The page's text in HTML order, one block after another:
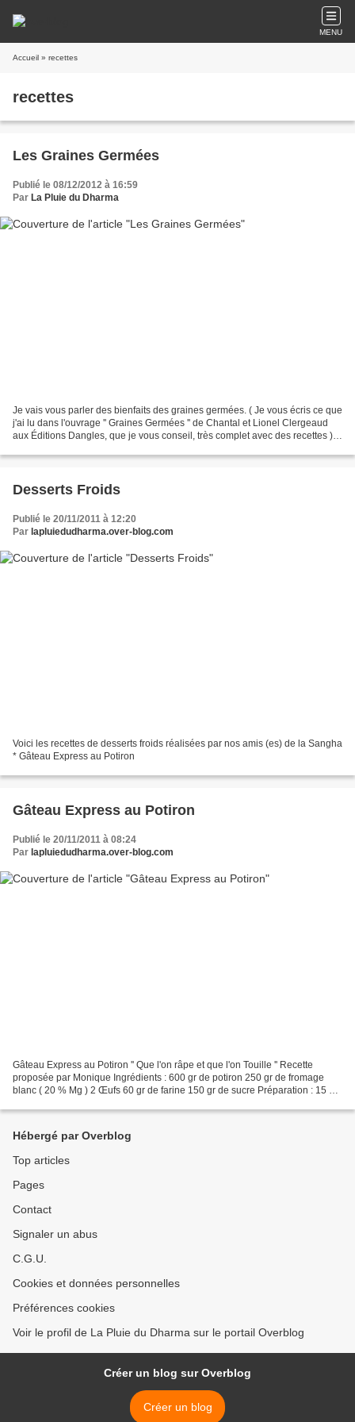
MENU
Accueil » recettes
recettes
Les Graines Germées
Publié le 08/12/2012 à 16:59
Par La Pluie du Dharma
Je vais vous parler des bienfaits des graines germées. ( Je vous écris ce que
j'ai lu dans l'ouvrage '' Graines Germées '' de Chantal et Lionel Clergeaud
aux Éditions Dangles, que je vous conseil, très complet avec des recettes ).
Desserts Froids
Publié le 20/11/2011 à 12:20
Par lapluiedudharma.over-blog.com
Voici les recettes de desserts froids réalisées par nos amis (es) de la Sangha
* Gâteau Express au Potiron
Gâteau Express au Potiron
Publié le 20/11/2011 à 08:24
Par lapluiedudharma.over-blog.com
Gâteau Express au Potiron '' Que l'on râpe et que l'on Touille '' Recette
proposée par Monique Ingrédients : 600 gr de potiron 250 gr de fromage
blanc ( 20 % Mg ) 2 Œufs 60 gr de farine 150 gr de sucre Préparation : 15 mn
Hébergé par Overblog
Top articles
Pages
Contact
Signaler un abus
C.G.U.
Cookies et données personnelles
Préférences cookies
Voir le profil de La Pluie du Dharma sur le portail Overblog
Créer un blog sur Overblog
Créer un blog